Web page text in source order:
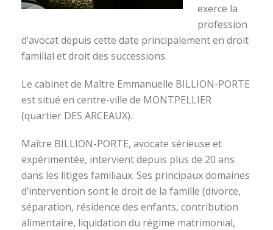
exerce la
profession
d’avocat depuis cette date principalement en droit
familial et droit des successions.
Le cabinet de Maître Emmanuelle BILLION-PORTE
est situé en centre-ville de MONTPELLIER
(quartier DES ARCEAUX).
Maître BILLION-PORTE, avocate sérieuse et
expérimentée, intervient depuis plus de 20 ans
dans les litiges familiaux. Ses principaux domaines
d’intervention sont le droit de la famille (divorce,
séparation, résidence des enfants, contribution
alimentaire, liquidation du régime matrimonial,